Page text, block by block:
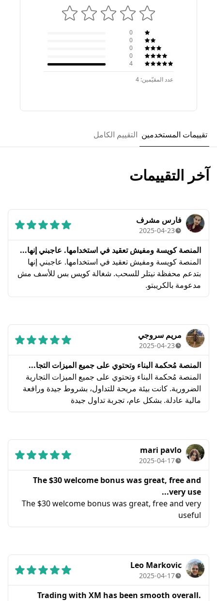
0
0
0
0
4
عدد المقيّمين: 4
تقييمات المستخدمين التقييم الكامل
آخر التقييمات
فارس مشرف
2025-04-23
المنصة كويسة ومفيش تعقيد في استخدامها. عاجبني إنها...
المنصة كويسة ومفيش تعقيد في استخدامها. عاجبني إنها
بتدعم محفظة نيتلر للسحب. شغالة كويس بس للأسف مش
مدعومة بالكريبتو.
مريم سروجي
2025-04-23
المنصة مُحكمة البناء وتحتوي على جميع الميزات التجا...
المنصة مُحكمة البناء وتحتوي على جميع الميزات التجارية
الضرورية. كانت بيئة مريحة للتداول، بشروط جيدة ورافعة
مالية عادلة. بشكل عام، تجربة تداول جيدة
mari pavlo
2025-04-17
The $30 welcome bonus was great, free and
very use...
The $30 welcome bonus was great, free and very
useful
Leo Markovic
2025-04-17
Trading with XM has been smooth overall.